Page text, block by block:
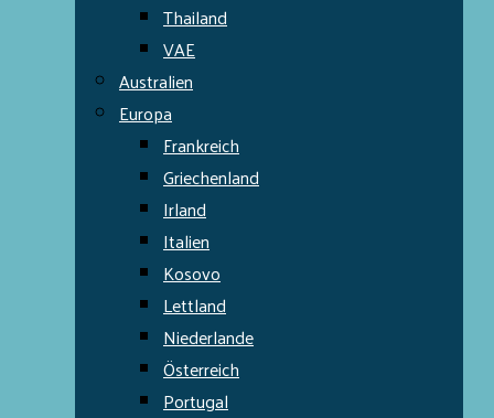
Thailand
VAE
Australien
Europa
Frankreich
Griechenland
Irland
Italien
Kosovo
Lettland
Niederlande
Österreich
Portugal